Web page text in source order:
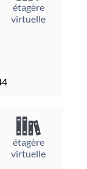
étagère
virtuelle
étagère
virtuelle